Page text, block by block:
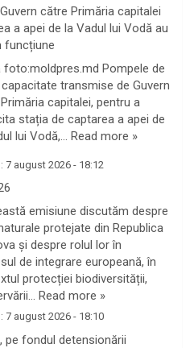
către Primăria capitalei
a apei de la Vadul lui Vodă au
funcțiune
foto:moldpres.md Pompele de
transmise de Guvern
capitalei, pentru a
stația de captarea a apei de
lui Vodă,… Read more »
7 august 2026 - 18:12
emisiune discutăm despre
protejate din Republica
și despre rolul lor în
de integrare europeană, în
protecției biodiversității,
Read more »
7 august 2026 - 18:10
pe fondul detensionării